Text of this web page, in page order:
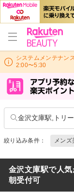
システムメンテナン
2:00〜5:30
金沢文庫駅,トリ
絞り込み条件： メン
金沢文庫駅で人
朝受付可